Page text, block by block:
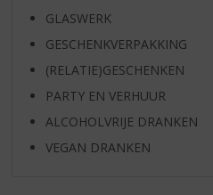
GLASWERK
GESCHENKVERPAKKING
(RELATIE)GESCHENKEN
PARTY EN VERHUUR
ALCOHOLVRIJE DRANKEN
VEGAN DRANKEN